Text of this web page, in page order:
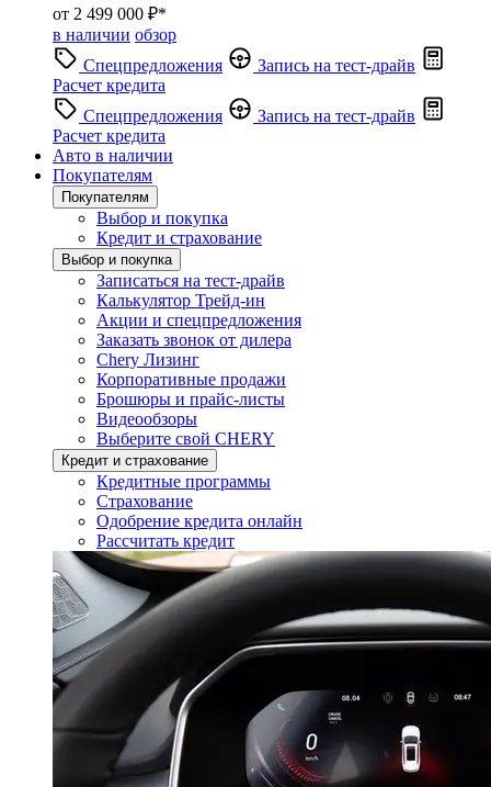
от 2 499 000 ₽*
в наличии обзор
Спецпредложения
Запись на тест-драйв
Расчет кредита
Спецпредложения
Запись на тест-драйв
Расчет кредита
Авто в наличии
Покупателям
Покупателям
Выбор и покупка
Кредит и страхование
Выбор и покупка
Записаться на тест-драйв
Калькулятор Трейд-ин
Акции и спецпредложения
Заказать звонок от дилера
Chery Лизинг
Корпоративные продажи
Брошюры и прайс-листы
Видеообзоры
Выберите свой CHERY
Кредит и страхование
Кредитные программы
Страхование
Одобрение кредита онлайн
Рассчитать кредит